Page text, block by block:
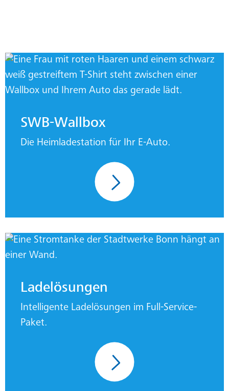
SWB-Wallbox
Die Heimladestation für Ihr E-Auto.
Ladelösungen
Intelligente Ladelösungen im Full-Service-
Paket.